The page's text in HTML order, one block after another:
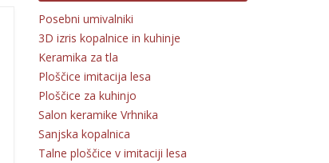
Posebni umivalniki
3D izris kopalnice in kuhinje
Keramika za tla
Ploščice imitacija lesa
Ploščice za kuhinjo
Salon keramike Vrhnika
Sanjska kopalnica
Talne ploščice v imitaciji lesa